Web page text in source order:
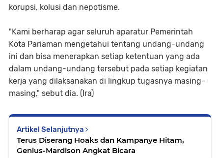
korupsi, kolusi dan nepotisme.
"Kami berharap agar seluruh aparatur Pemerintah
Kota Pariaman mengetahui tentang undang-undang
ini dan bisa menerapkan setiap ketentuan yang ada
dalam undang-undang tersebut pada setiap kegiatan
kerja yang dilaksanakan di lingkup tugasnya masing-
masing," sebut dia. (Ira)
Artikel Selanjutnya
Terus Diserang Hoaks dan Kampanye Hitam,
Genius-Mardison Angkat Bicara